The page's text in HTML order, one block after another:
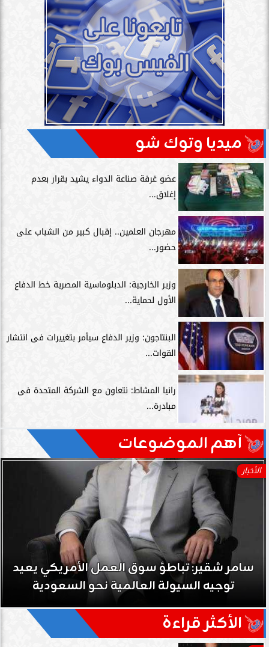
ميديا وتوك شو
عضو غرفة صناعة الدواء يشيد بقرار بعدم
إغلاق...
مهرجان العلمين.. إقبال كبير من الشباب على
حضور...
وزير الخارجية: الدبلوماسية المصرية خط الدفاع
الأول لحماية...
البنتاجون: وزير الدفاع سيأمر بتغييرات فى انتشار
القوات...
رانيا المشاط: نتعاون مع الشركة المتحدة فى
مبادرة...
آهم الموضوعات
الأخبار
سامر شقير: تباطؤ سوق العمل الأمريكي يعيد
توجيه السيولة العالمية نحو السعودية
الأكثر قراءة